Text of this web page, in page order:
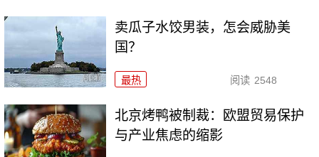
卖瓜子水饺男装，怎会威胁美
国？
最热 阅读 2548
北京烤鸭被制裁：欧盟贸易保护
与产业焦虑的缩影